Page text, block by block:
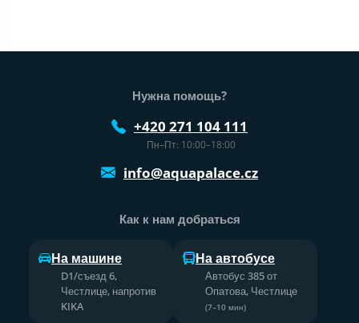
Нижний колонтитул веб-сайта
Нужна помощь?
+420 271 104 111
Пн–Пт: 10:00–18:00
info@aquapalace.cz
Как к нам добраться
На машине
D1/съезд 6,
Честлице, напротив
KIKA
На автобусе
Автобус 385 от
Опатова, Честлице
(7–10 мин)